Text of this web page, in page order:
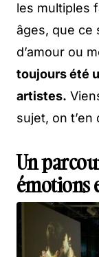
les multiples
âges, que ce
d’amour ou
toujours été
artistes.
sujet, on
Un
émotions